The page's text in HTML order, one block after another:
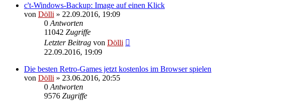
c't-Windows-Backup: Image auf einen Klick
von Dölli » 22.09.2016, 19:09
0 Antworten
11042 Zugriffe
Letzter Beitrag von Dölli
22.09.2016, 19:09
Die besten Retro-Games jetzt kostenlos im Browser spielen
von Dölli » 23.06.2016, 20:55
0 Antworten
9576 Zugriffe